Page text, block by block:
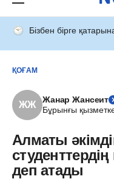
Бізбен бірге
ҚОҒАМ
ЖЖ
Жанар Жансеит
Бұрынғы
Алматы
деп атады